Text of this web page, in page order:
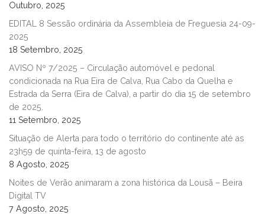
Outubro, 2025
EDITAL 8 Sessão ordinária da Assembleia de Freguesia 24-09-
2025
18 Setembro, 2025
AVISO Nº 7/2025 – Circulação automóvel e pedonal
condicionada na Rua Eira de Calva, Rua Cabo da Quelha e
Estrada da Serra (Eira de Calva), a partir do dia 15 de setembro
de 2025.
11 Setembro, 2025
Situação de Alerta para todo o território do continente até as
23h59 de quinta-feira, 13 de agosto
8 Agosto, 2025
Noites de Verão animaram a zona histórica da Lousã – Beira
Digital TV
7 Agosto, 2025